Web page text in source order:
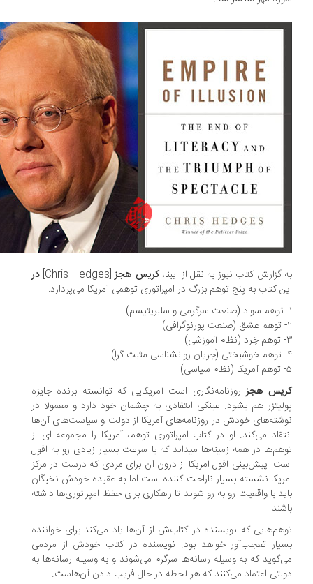
گزارش کتاب نیوز به نقل از ایبنا،کریس هجز[Chris Hedges]
در
کتاب به پنج توهم بزرگ در امپراتوری توهمی آمریکا می‌پردازد:
هجزروزنامه‌نگاری است آمریکایی که توانسته برنده جایزه
هم بشود. عینکی انتقادی به چشمان خود دارد و معمولا در
خودش در روزنامه‌های آمریکا از دولت و سیاست‌های آن‌ها
می‌کند. او در کتاب امپراتوری توهم، آمریکا را مجموعه ای از
در همه زمینه‌ها میداند که با سرعت بسیار زیادی رو به افول
پیش‌بینی افول امریکا از درون آن برای مردی که درست در مرکز
نشسته بسیار ناراحت کننده است اما به عقیده خودش نخبگان
با واقعیت رو به رو شوند تا راهکاری برای حفظ امپراتوری‌ها داشته
که نویسنده در کتاب‌ش از آن‌ها یاد می‌کند برای خواننده
تعجب‌آور خواهد بود. نویسنده در کتاب خودش از مردمی
که به وسیله رسانه‌ها سرگرم می‌شوند و به وسیله رسانه‌ها به
اعتماد می‌کنند که هر لحظه در حال فریب دادن آن‌هاست.